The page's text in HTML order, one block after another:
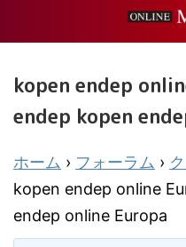
kopen endep
endep kopen
ホーム › フォーラム ›
kopen endep online
endep online Europa